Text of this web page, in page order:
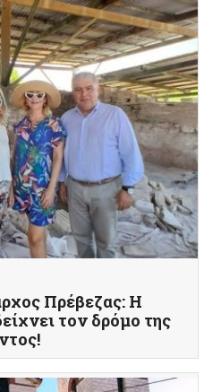
Πρέβεζας: Η
τον δρόμο της